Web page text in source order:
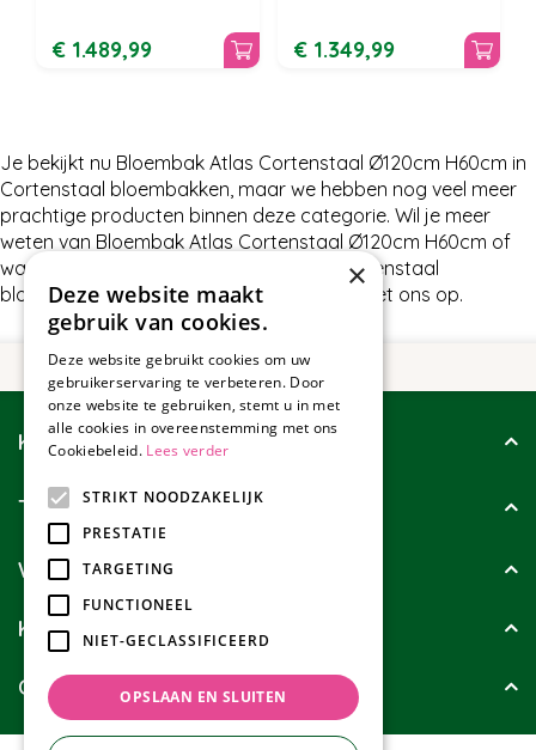
€ 1.489,99 € 1.349,99
Je bekijkt nu Bloembak Atlas Cortenstaal Ø120cm H60cm in
Cortenstaal bloembakken, maar we hebben nog veel meer
prachtige producten binnen deze categorie. Wil je meer
weten van Bloembak Atlas Cortenstaal Ø120cm H60cm of
wat wij nog meer te bieden hebben in Cortenstaal
bloembakken, neem dan gerust contact met ons op.
Klantenservice
Tuincollectie
Wie zijn wij?
Klanten geven ons
Contact
×
Deze website maakt
gebruik van cookies.
Deze website gebruikt cookies om uw
gebruikerservaring te verbeteren. Door
onze website te gebruiken, stemt u in met
alle cookies in overeenstemming met ons
Cookiebeleid. Lees verder
STRIKT NOODZAKELIJK
PRESTATIE
TARGETING
FUNCTIONEEL
NIET-GECLASSIFICEERD
OPSLAAN EN SLUITEN